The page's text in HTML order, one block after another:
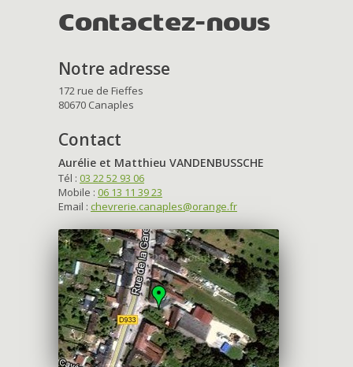
Contactez-nous
Notre adresse
172 rue de Fieffes
80670 Canaples
Contact
Aurélie et Matthieu VANDENBUSSCHE
Tél : 03 22 52 93 06
Mobile : 06 13 11 39 23
Email : chevrerie.canaples@orange.fr